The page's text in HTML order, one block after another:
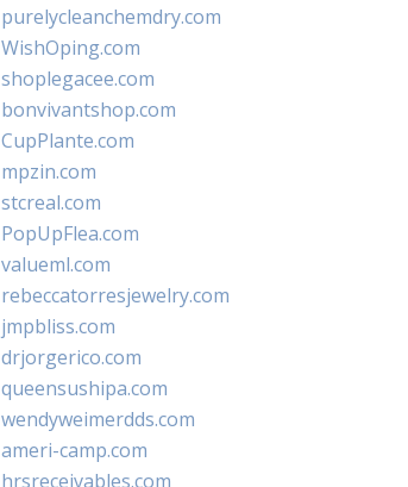
purelycleanchemdry.com
WishOping.com
shoplegacee.com
bonvivantshop.com
CupPlante.com
mpzin.com
stcreal.com
PopUpFlea.com
valueml.com
rebeccatorresjewelry.com
jmpbliss.com
drjorgerico.com
queensushipa.com
wendyweimerdds.com
ameri-camp.com
hrsreceivables.com